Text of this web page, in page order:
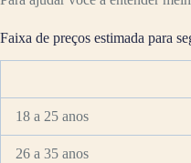
Faixa de preços estimada para
18 a 25 anos
26 a 35 anos